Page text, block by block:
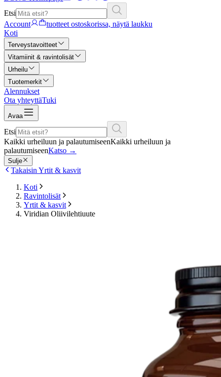
Etsi
Account
tuotteet ostoskorissa, näytä laukku
Koti
Terveystavoitteet
Vitamiinit & ravintolisät
Urheilu
Tuotemerkit
Alennukset
Ota yhteyttäTuki
Avaa
Etsi
Kaikki urheiluun ja palautumiseenKaikki urheiluun ja
palautumiseenKatso →
Sulje
Takaisin Yrtit & kasvit
Koti
Ravintolisät
Yrtit & kasvit
Viridian Oliivilehtiuute